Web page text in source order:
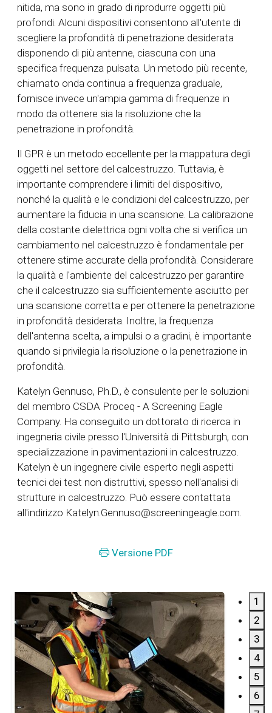
nitida, ma sono in grado di riprodurre oggetti più
profondi. Alcuni dispositivi consentono all'utente di
scegliere la profondità di penetrazione desiderata
disponendo di più antenne, ciascuna con una
specifica frequenza pulsata. Un metodo più recente,
chiamato onda continua a frequenza graduale,
fornisce invece un'ampia gamma di frequenze in
modo da ottenere sia la risoluzione che la
penetrazione in profondità.
Il GPR è un metodo eccellente per la mappatura degli
oggetti nel settore del calcestruzzo. Tuttavia, è
importante comprendere i limiti del dispositivo,
nonché la qualità e le condizioni del calcestruzzo, per
aumentare la fiducia in una scansione. La calibrazione
della costante dielettrica ogni volta che si verifica un
cambiamento nel calcestruzzo è fondamentale per
ottenere stime accurate della profondità. Considerare
la qualità e l'ambiente del calcestruzzo per garantire
che il calcestruzzo sia sufficientemente asciutto per
una scansione corretta e per ottenere la penetrazione
in profondità desiderata. Inoltre, la frequenza
dell'antenna scelta, a impulsi o a gradini, è importante
quando si privilegia la risoluzione o la penetrazione in
profondità.
Katelyn Gennuso, Ph.D., è consulente per le soluzioni
del membro CSDA Proceq - A Screening Eagle
Company. Ha conseguito un dottorato di ricerca in
ingegneria civile presso l'Università di Pittsburgh, con
specializzazione in pavimentazioni in calcestruzzo.
Katelyn è un ingegnere civile esperto negli aspetti
tecnici dei test non distruttivi, spesso nell'analisi di
strutture in calcestruzzo. Può essere contattata
all'indirizzo Katelyn.Gennuso@screeningeagle.com.
Versione PDF
1
2
3
4
5
6